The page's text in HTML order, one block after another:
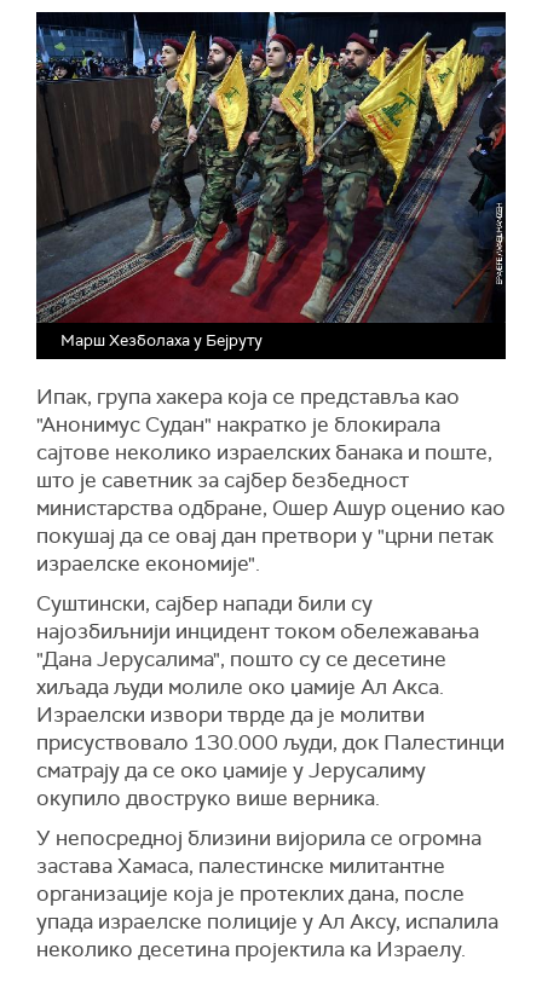
Марш Хезболаха у Бејруту
Ипак, група хакера која се представља као
"Анонимус Судан" накратко је блокирала
сајтове неколико израелских банака и поште,
што је саветник за сајбер безбедност
министарства одбране, Ошер Ашур оценио као
покушај да се овај дан претвори у "црни петак
израелске економије".
Суштински, сајбер напади били су
најозбиљнији инцидент током обележавања
"Дана Јерусалима", пошто су се десетине
хиљада људи молиле око џамије Ал Акса.
Израелски извори тврде да је молитви
присуствовало 130.000 људи, док Палестинци
сматрају да се око џамије у Јерусалиму
окупило двоструко више верника.
У непосредној близини вијорила се огромна
застава Хамаса, палестинске милитантне
организације која је протеклих дана, после
упада израелске полиције у Ал Аксу, испалила
неколико десетина пројектила ка Израелу.